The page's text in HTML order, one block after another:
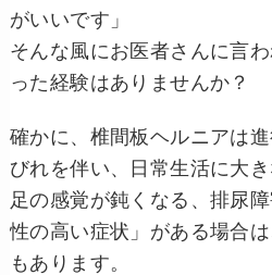
がいいです」
そんな風にお医者さんに言
った経験はありませんか？
確かに、椎間板ヘルニアは
びれを伴い、日常生活に大
足の感覚が鈍くなる、排尿
性の高い症状」がある場合
もあります。